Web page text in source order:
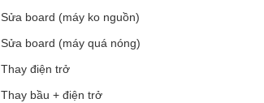
Sửa board (máy ko nguồn)
Sửa board (máy quá nóng)
Thay điện trở
Thay bầu + điện trở